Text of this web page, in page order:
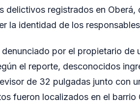
delictivos registrados en Oberá,
la identidad de los
por el propietario de
el reporte, desconocidos
de 32 pulgadas junto con
fueron localizados en el barrio